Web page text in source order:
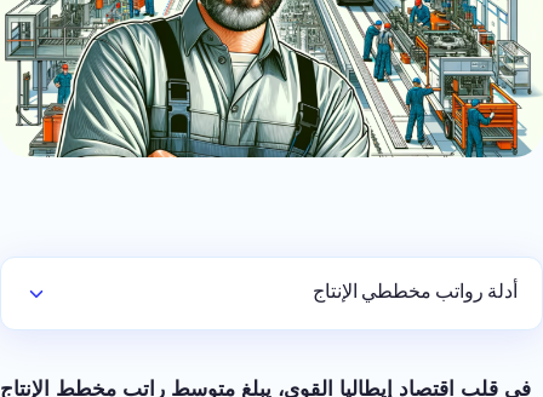
أدلة رواتب مخططي الإنتاج
في قلب اقتصاد إيطاليا القوي، يبلغ متوسط راتب مخطط الإنتاج